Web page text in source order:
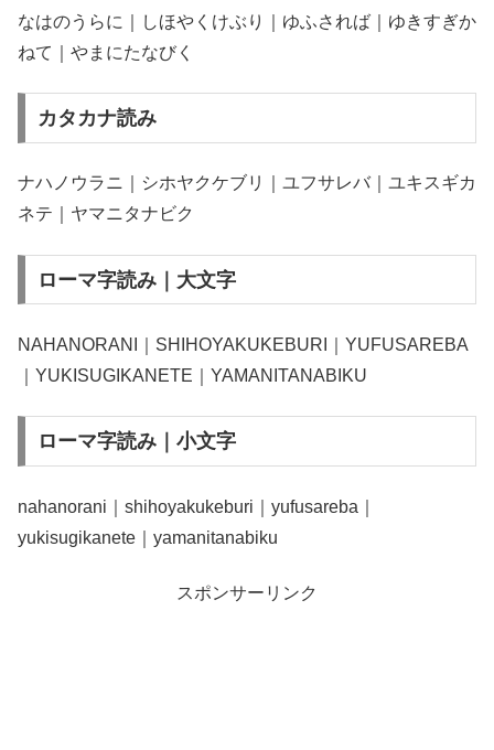
なはのうらに｜しほやくけぶり｜ゆふされば｜ゆきすぎか
ねて｜やまにたなびく
カタカナ読み
ナハノウラニ｜シホヤクケブリ｜ユフサレバ｜ユキスギカ
ネテ｜ヤマニタナビク
ローマ字読み｜大文字
NAHANORANI｜SHIHOYAKUKEBURI｜YUFUSAREBA
｜YUKISUGIKANETE｜YAMANITANABIKU
ローマ字読み｜小文字
nahanorani｜shihoyakukeburi｜yufusareba｜
yukisugikanete｜yamanitanabiku
スポンサーリンク